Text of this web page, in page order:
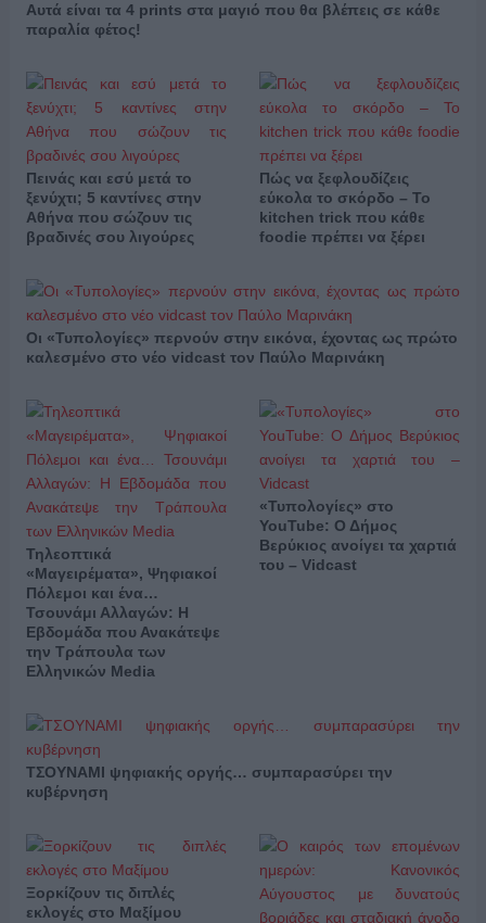
Αυτά είναι τα 4 prints στα μαγιό που θα βλέπεις σε κάθε
παραλία φέτος!
Πεινάς και εσύ μετά το
ξενύχτι; 5 καντίνες στην
Αθήνα που σώζουν τις
βραδινές σου λιγούρες
Πώς να ξεφλουδίζεις
εύκολα το σκόρδο – Το
kitchen trick που κάθε
foodie πρέπει να ξέρει
Οι «Τυπολογίες» περνούν στην εικόνα, έχοντας ως πρώτο
καλεσμένο στο νέο vidcast τον Παύλο Μαρινάκη
Τηλεοπτικά
«Μαγειρέματα», Ψηφιακοί
Πόλεμοι και ένα…
Τσουνάμι Αλλαγών: Η
Εβδομάδα που Ανακάτεψε
την Τράπουλα των
Ελληνικών Media
«Τυπολογίες» στο
YouTube: Ο Δήμος
Βερύκιος ανοίγει τα χαρτιά
του – Vidcast
ΤΣΟΥΝΑΜΙ ψηφιακής οργής… συμπαρασύρει την
κυβέρνηση
Ξορκίζουν τις διπλές
εκλογές στο Μαξίμου